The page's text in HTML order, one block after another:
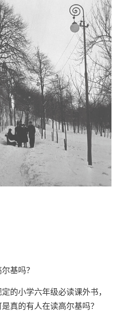
基吗？
的小学六年级必读课外书，
真的有人在读高尔基吗？